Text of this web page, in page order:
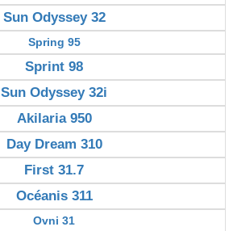
Sun Odyssey 32
Spring 95
Sprint 98
Sun Odyssey 32i
Akilaria 950
Day Dream 310
First 31.7
Océanis 311
Ovni 31